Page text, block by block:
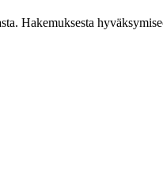
Hakemuksesta